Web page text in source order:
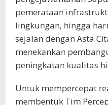
pemerataan
lingkungan, hingga
sejalan dengan Asta
menekankan
peningkatan kualitas
Untuk mempercepat
membentuk Tim